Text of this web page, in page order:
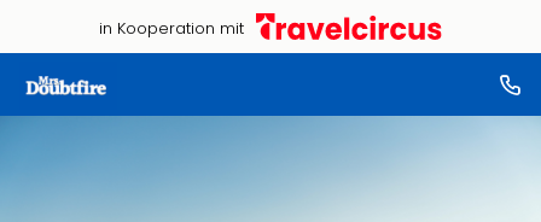
in Kooperation mit